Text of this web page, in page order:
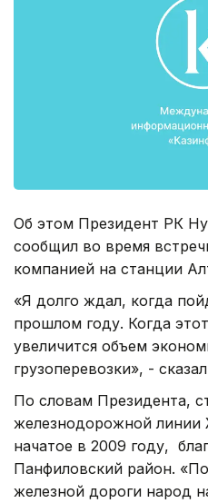
Об этом Президент РК
сообщил во время
компанией на станции
«Я долго ждал, когда
прошлом году. Когда
увеличится объем
грузоперевозки», -
По словам Президента,
железнодорожной линии
начатое в 2009 году,
Панфиловский район.
железной дороги народ